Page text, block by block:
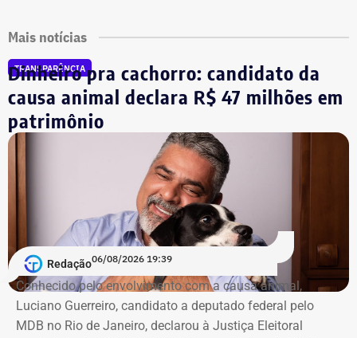
Mais notícias
TRANSPARÊNCIA
Dinheiro pra cachorro: candidato da
causa animal declara R$ 47 milhões em
patrimônio
Redação06/08/2026 19:39
Conhecido pelo envolvimento com a causa animal,
Luciano Guerreiro, candidato a deputado federal pelo
MDB no Rio de Janeiro, declarou à Justiça Eleitoral